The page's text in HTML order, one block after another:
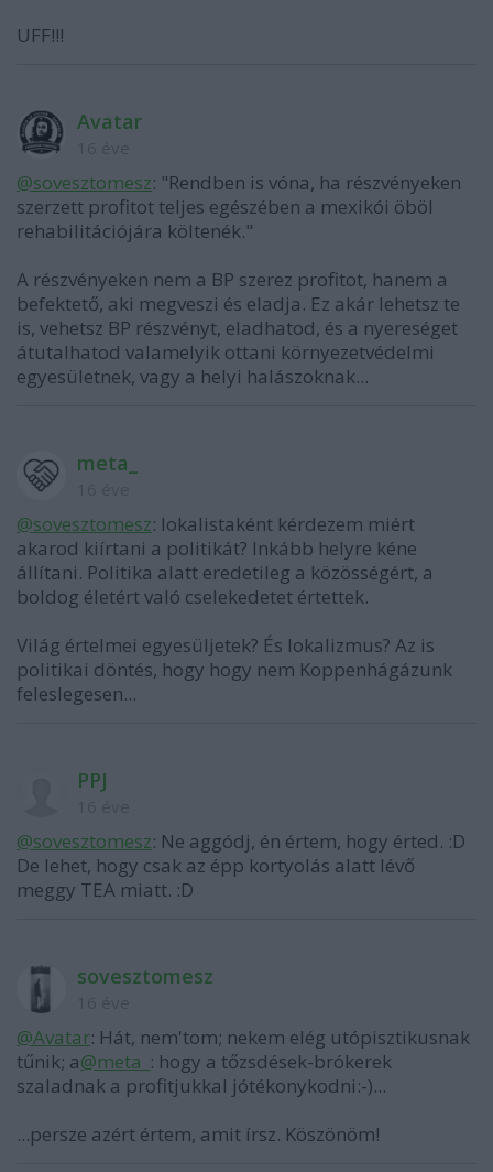
UFF!!!
Avatar
@sovesztomesz: "Rendben is vóna, ha részvényeken
szerzett profitot teljes egészében a mexikói öböl
rehabilitációjára költenék."
A részvényeken nem a BP szerez profitot, hanem a
befektető, aki megveszi és eladja. Ez akár lehetsz te
is, vehetsz BP részvényt, eladhatod, és a nyereséget
átutalhatod valamelyik ottani környezetvédelmi
egyesületnek, vagy a helyi halászoknak...
meta_
@sovesztomesz: lokalistaként kérdezem miért
akarod kiírtani a politikát? Inkább helyre kéne
állítani. Politika alatt eredetileg a közösségért, a
boldog életért való cselekedetet értettek.
Világ értelmei egyesüljetek? És lokalizmus? Az is
politikai döntés, hogy hogy nem Koppenhágázunk
feleslegesen...
PPJ
@sovesztomesz: Ne aggódj, én értem, hogy érted. :D
De lehet, hogy csak az épp kortyolás alatt lévő
meggy TEA miatt. :D
sovesztomesz
@Avatar: Hát, nem'tom; nekem elég utópisztikusnak
tűnik; a@meta_ : hogy a tőzsdések-brókerek
szaladnak a profitjukkal jótékonykodni:-)...
...persze azért értem, amit írsz. Köszönöm!